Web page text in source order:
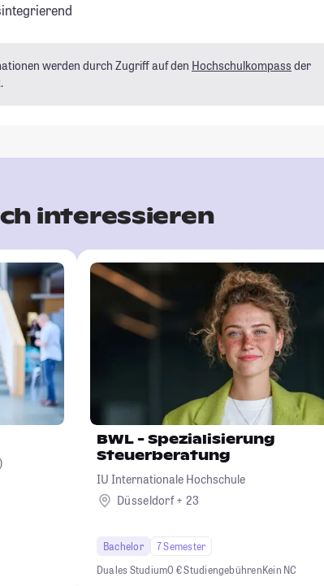
werden durch Zugriff auf den Hochschulkompass der
interessieren
BWL - Spezialisierung
Steuerberatung
IU Internationale Hochschule
Düsseldorf + 23
Bachelor
7 Semester
Duales Studium0 € StudiengebührenKein NC